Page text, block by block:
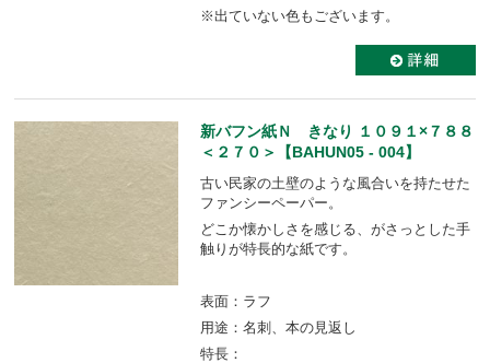
※出ていない色もございます。
新バフン紙Ｎ きなり １０９１×７８８
＜２７０＞【BAHUN05 - 004】
古い民家の土壁のような風合いを持たせた
ファンシーペーパー。
どこか懐かしさを感じる、がさっとした手
触りが特長的な紙です。
表面：ラフ
用途：名刺、本の見返し
特長：